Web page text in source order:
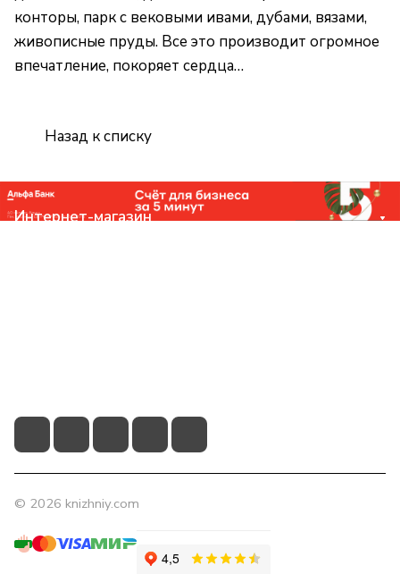
конторы, парк с вековыми ивами, дубами, вязами,
живописные пруды. Все это производит огромное
впечатление, покоряет сердца…
Назад к списку
Интернет-магазин
© 2026 knizhniy.com